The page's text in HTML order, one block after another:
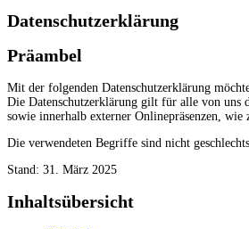
Datenschutzerklärung
Präambel
Mit der folgenden Datenschutzerklärung
Die Datenschutzerklärung gilt für alle von uns
sowie innerhalb externer Onlinepräsenzen,
Die verwendeten Begriffe sind nicht
Stand: 31. März 2025
Inhaltsübersicht